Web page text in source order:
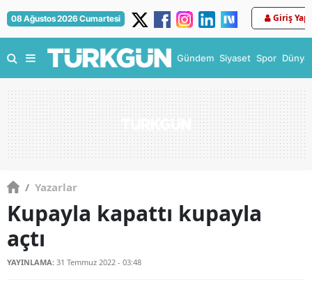
08 Ağustos 2026 Cumartesi Giriş Yap
Gündem Siyaset Spor Dünya
/ Yazarlar
Kupayla kapattı kupayla
açtı
YAYINLAMA: 31 Temmuz 2022 - 03:48